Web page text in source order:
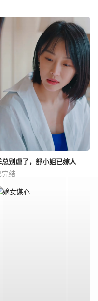
总别虐了，舒小姐已嫁人
完结